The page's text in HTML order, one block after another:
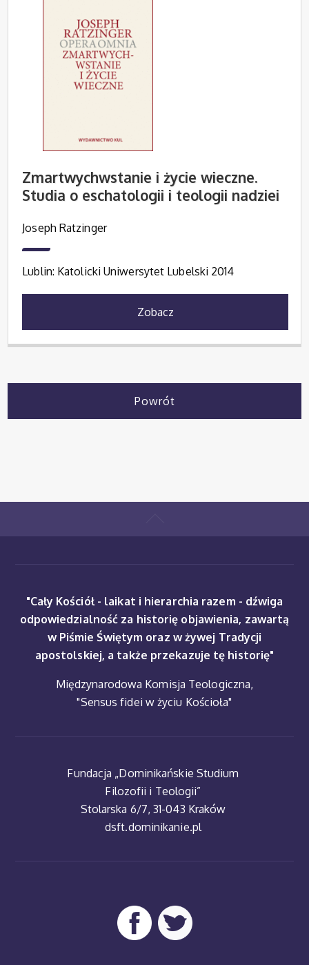
Zmartwychwstanie i życie wieczne.
Studia o eschatologii i teologii nadziei
Joseph Ratzinger
Lublin: Katolicki Uniwersytet Lubelski 2014
Zobacz
Powrót
"Cały Kościół - laikat i hierarchia razem - dźwiga
odpowiedzialność za historię objawienia, zawartą
w Piśmie Świętym oraz w żywej Tradycji
apostolskiej, a także przekazuje tę historię"
Międzynarodowa Komisja Teologiczna,
"Sensus fidei w życiu Kościoła"
Fundacja „Dominikańskie Studium
Filozofii i Teologii”
Stolarska 6/7, 31-043 Kraków
dsft.dominikanie.pl